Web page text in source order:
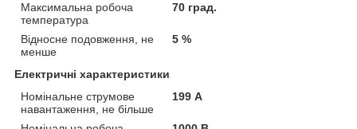
Максимальна робоча
температура
70 град.
Відносне подовження, не
менше
5 %
Електричні характеристики
Номінальне струмове
навантаження, не більше
199 А